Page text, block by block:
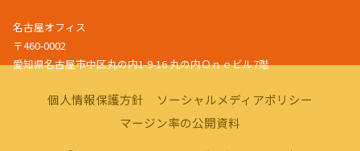
名古屋オフィス
〒460-0002
愛知県名古屋市中区丸の内1-9-16 丸の内Ｏｎｅビル7階
個人情報保護方針
ソーシャルメディアポリシー
マージン率の公開資料